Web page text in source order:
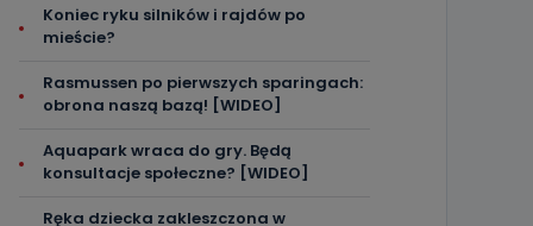
Koniec ryku silników i rajdów po
mieście?
Rasmussen po pierwszych sparingach:
obrona naszą bazą! [WIDEO]
Aquapark wraca do gry. Będą
konsultacje społeczne? [WIDEO]
Ręka dziecka zakleszczona w